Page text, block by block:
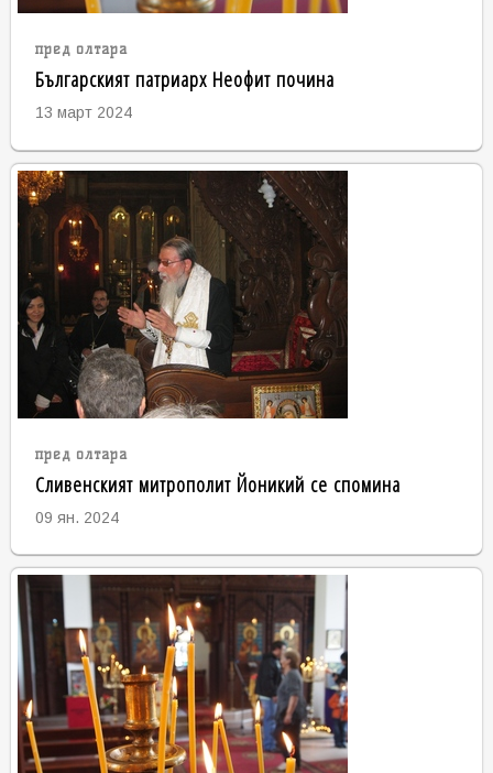
пред олтара
Българският патриарх Неофит почина
13 март 2024
пред олтара
Сливенският митрополит Йоникий се спомина
09 ян. 2024